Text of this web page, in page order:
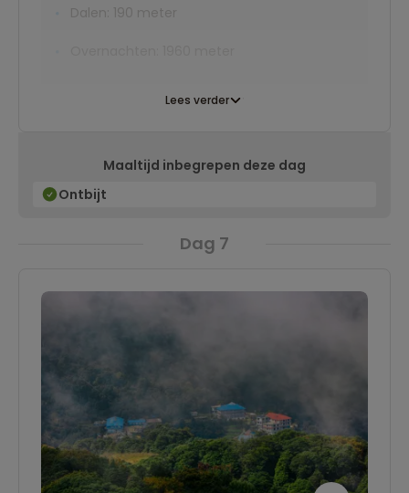
Dalen: 190 meter
Lees verder
Maaltijd inbegrepen deze dag
Ontbijt
Dag 7